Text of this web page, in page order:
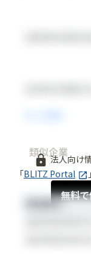
法人向け
「BLITZ Portal
無料で
類似企業